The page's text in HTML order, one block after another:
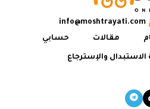
info@moshtrayati.com
مقالات حسابي
والإسترجاع